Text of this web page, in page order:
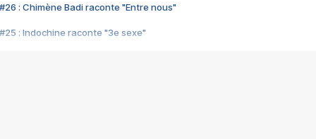
#26 : Chimène Badi raconte "Entre nous"
#25 : Indochine raconte "3e sexe"